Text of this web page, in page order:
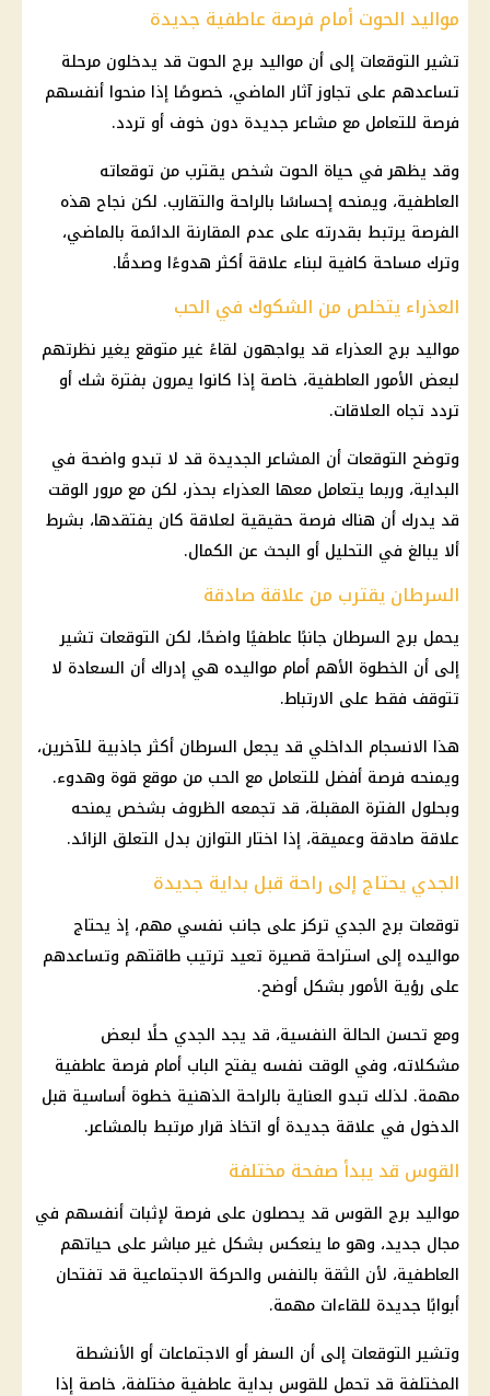
مواليد الحوت أمام فرصة عاطفية جديدة
تشير التوقعات إلى أن مواليد برج الحوت قد يدخلون مرحلة
تساعدهم على تجاوز آثار الماضي، خصوصًا إذا منحوا أنفسهم
فرصة للتعامل مع مشاعر جديدة دون خوف أو تردد.
وقد يظهر في حياة الحوت شخص يقترب من توقعاته
العاطفية، ويمنحه إحساسًا بالراحة والتقارب. لكن نجاح هذه
الفرصة يرتبط بقدرته على عدم المقارنة الدائمة بالماضي،
وترك مساحة كافية لبناء علاقة أكثر هدوءًا وصدقًا.
العذراء يتخلص من الشكوك في الحب
مواليد برج العذراء قد يواجهون لقاءً غير متوقع يغير نظرتهم
لبعض الأمور العاطفية، خاصة إذا كانوا يمرون بفترة شك أو
تردد تجاه العلاقات.
وتوضح التوقعات أن المشاعر الجديدة قد لا تبدو واضحة في
البداية، وربما يتعامل معها العذراء بحذر، لكن مع مرور الوقت
قد يدرك أن هناك فرصة حقيقية لعلاقة كان يفتقدها، بشرط
ألا يبالغ في التحليل أو البحث عن الكمال.
السرطان يقترب من علاقة صادقة
يحمل برج السرطان جانبًا عاطفيًا واضحًا، لكن التوقعات تشير
إلى أن الخطوة الأهم أمام مواليده هي إدراك أن السعادة لا
تتوقف فقط على الارتباط.
هذا الانسجام الداخلي قد يجعل السرطان أكثر جاذبية للآخرين،
ويمنحه فرصة أفضل للتعامل مع الحب من موقع قوة وهدوء.
وبحلول الفترة المقبلة، قد تجمعه الظروف بشخص يمنحه
علاقة صادقة وعميقة، إذا اختار التوازن بدل التعلق الزائد.
الجدي يحتاج إلى راحة قبل بداية جديدة
توقعات برج الجدي تركز على جانب نفسي مهم، إذ يحتاج
مواليده إلى استراحة قصيرة تعيد ترتيب طاقتهم وتساعدهم
على رؤية الأمور بشكل أوضح.
ومع تحسن الحالة النفسية، قد يجد الجدي حلًا لبعض
مشكلاته، وفي الوقت نفسه يفتح الباب أمام فرصة عاطفية
مهمة. لذلك تبدو العناية بالراحة الذهنية خطوة أساسية قبل
الدخول في علاقة جديدة أو اتخاذ قرار مرتبط بالمشاعر.
القوس قد يبدأ صفحة مختلفة
مواليد برج القوس قد يحصلون على فرصة لإثبات أنفسهم في
مجال جديد، وهو ما ينعكس بشكل غير مباشر على حياتهم
العاطفية، لأن الثقة بالنفس والحركة الاجتماعية قد تفتحان
أبوابًا جديدة للقاءات مهمة.
وتشير التوقعات إلى أن السفر أو الاجتماعات أو الأنشطة
المختلفة قد تحمل للقوس بداية عاطفية مختلفة، خاصة إذا